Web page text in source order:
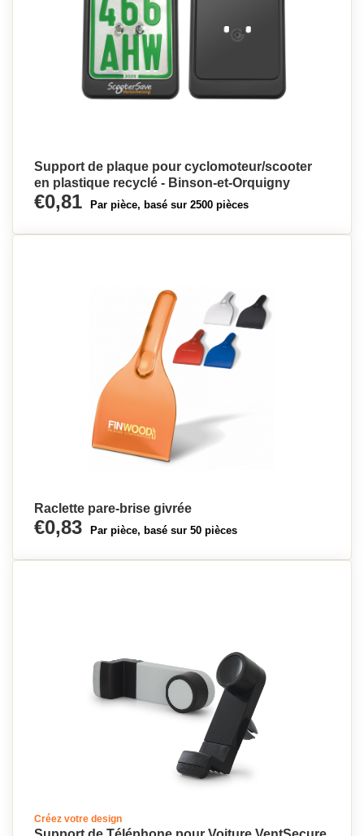
Support de plaque pour cyclomoteur/scooter
en plastique recyclé - Binson-et-Orquigny
€0,81 Par pièce, basé sur 2500 pièces
Raclette pare-brise givrée
€0,83 Par pièce, basé sur 50 pièces
Créez votre design